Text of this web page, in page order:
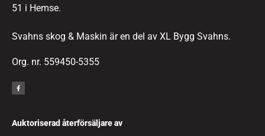
51 i Hemse.
Svahns skog & Maskin är en del av XL Bygg Svahns.
Org. nr. 559450-5355
Auktoriserad återförsäljare av